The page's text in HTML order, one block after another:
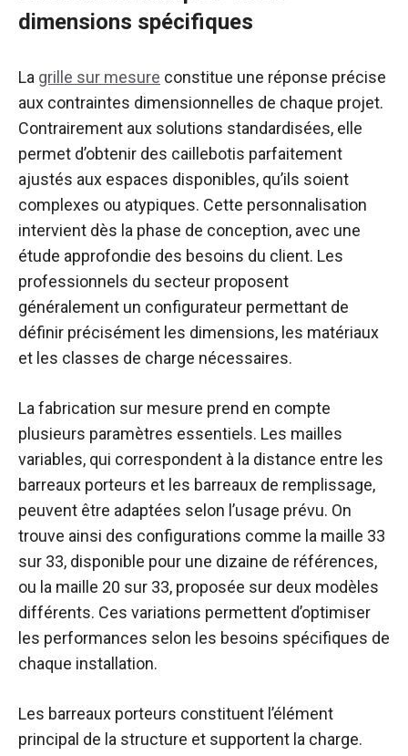
dimensions spécifiques
La grille sur mesure constitue une réponse précise
aux contraintes dimensionnelles de chaque projet.
Contrairement aux solutions standardisées, elle
permet d’obtenir des caillebotis parfaitement
ajustés aux espaces disponibles, qu’ils soient
complexes ou atypiques. Cette personnalisation
intervient dès la phase de conception, avec une
étude approfondie des besoins du client. Les
professionnels du secteur proposent
généralement un configurateur permettant de
définir précisément les dimensions, les matériaux
et les classes de charge nécessaires.
La fabrication sur mesure prend en compte
plusieurs paramètres essentiels. Les mailles
variables, qui correspondent à la distance entre les
barreaux porteurs et les barreaux de remplissage,
peuvent être adaptées selon l’usage prévu. On
trouve ainsi des configurations comme la maille 33
sur 33, disponible pour une dizaine de références,
ou la maille 20 sur 33, proposée sur deux modèles
différents. Ces variations permettent d’optimiser
les performances selon les besoins spécifiques de
chaque installation.
Les barreaux porteurs constituent l’élément
principal de la structure et supportent la charge.